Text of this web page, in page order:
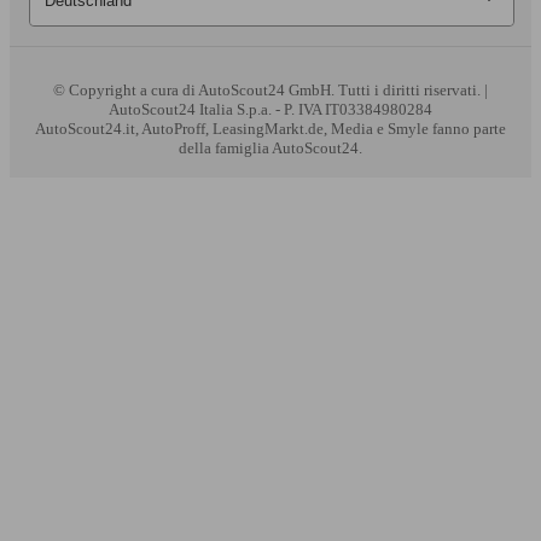
© Copyright a cura di AutoScout24 GmbH. Tutti i diritti riservati. |
AutoScout24 Italia S.p.a. - P. IVA IT03384980284
AutoScout24.it, AutoProff, LeasingMarkt.de, Media e Smyle fanno parte
della famiglia AutoScout24.